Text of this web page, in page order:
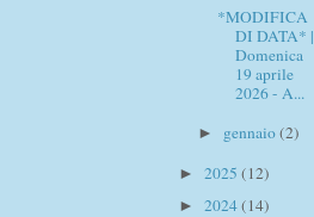
*MODIFICA
DI DATA* |
Domenica
19 aprile
2026 - A...
► gennaio(2)
► 2025 (12)
► 2024(14)